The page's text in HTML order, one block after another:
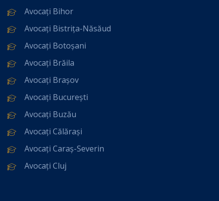
Avocați Bihor
Avocați Bistrița-Năsăud
Avocați Botoșani
Avocați Brăila
Avocați Brașov
Avocați București
Avocați Buzău
Avocați Călărași
Avocați Caraș-Severin
Avocați Cluj